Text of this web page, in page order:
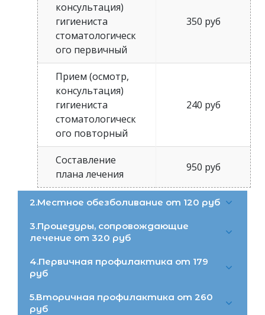
консультация)
гигиениста
стоматологическ
ого первичный
350 руб
Прием (осмотр,
консультация)
гигиениста
стоматологическ
ого повторный
240 руб
Составление
плана лечения
950 руб
2.Местное обезболивание от 120 руб
3.Процедуры, сопровождающие
лечение от 320 руб
4.Первичная профилактика от 179
руб
5.Вторичная профилактика от 260
руб